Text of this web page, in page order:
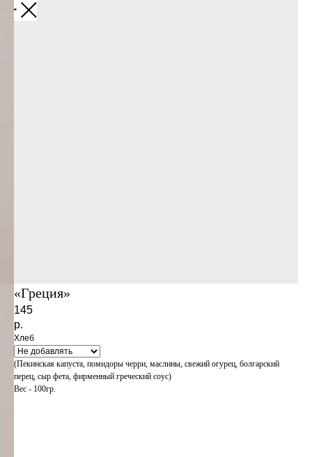
«Греция»
145
р.
Хлеб
(Пекинская капуста, помидоры черри, маслины, свежий огурец, болгарский
перец, сыр фета, фирменный греческий соус)
Вес - 100гр.